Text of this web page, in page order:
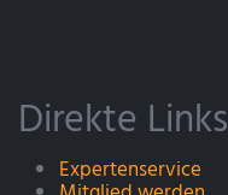
Direkte Links
Expertenservice